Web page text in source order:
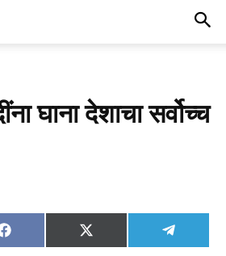
घाना देशाचा सर्वोच्च
Share
on
Facebook
Share
on
X
(Twitter)
Share
on